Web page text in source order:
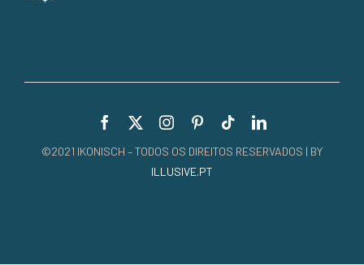
©2021 IKONISCH – TODOS OS DIREITOS RESERVADOS | BY
ILLUSIVE.PT